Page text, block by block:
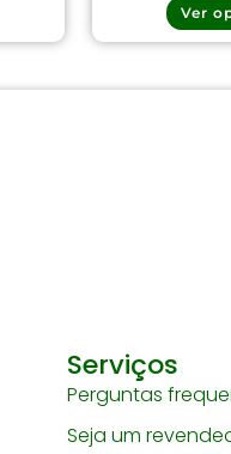
Ver
Serviços
Perguntas
Seja um